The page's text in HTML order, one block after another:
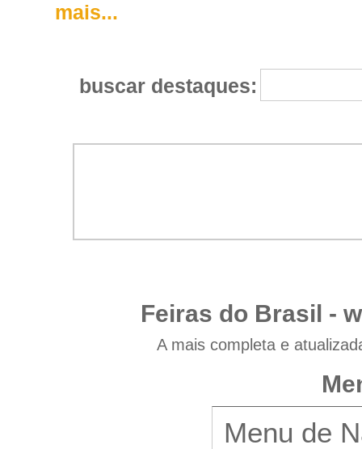
mais...
buscar destaques:
Feiras do Brasil -
A mais completa e